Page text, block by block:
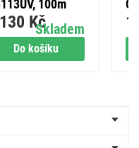
Do košíku
100m
Skladem
Kč 1